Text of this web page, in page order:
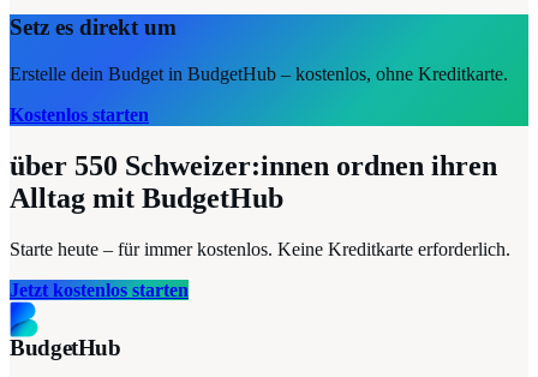
Setz es direkt um
Erstelle dein Budget in BudgetHub – kostenlos, ohne Kreditkarte.
Kostenlos starten
über 550 Schweizer:innen ordnen ihren
Alltag mit BudgetHub
Starte heute – für immer kostenlos. Keine Kreditkarte erforderlich.
Jetzt kostenlos starten
BudgetHub